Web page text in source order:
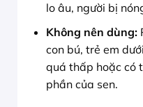
lo âu, người bị
Không nên dùng:
con bú, trẻ em
quá thấp hoặc có
phần của sen.